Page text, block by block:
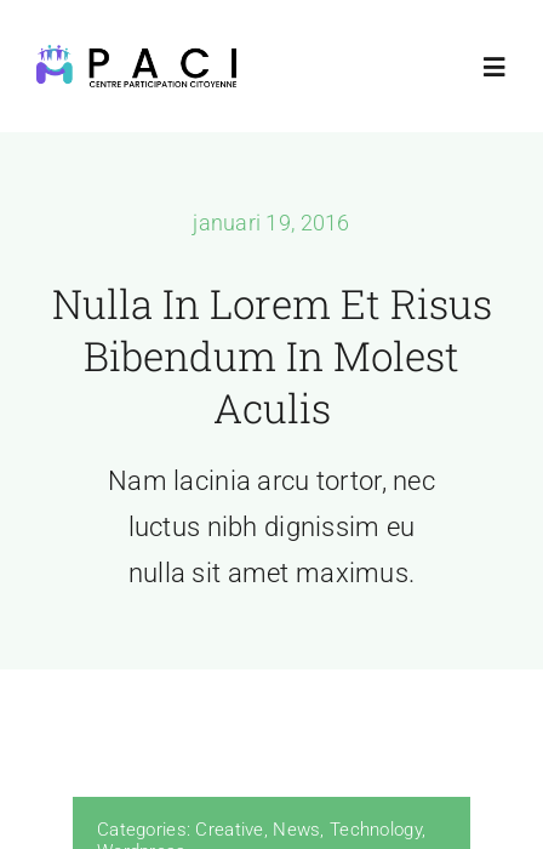
Contacteer ons
januari 19, 2016
Nulla In Lorem Et Risus
Bibendum In Molest
Aculis
Nam lacinia arcu tortor, nec
luctus nibh dignissim eu
nulla sit amet maximus.
Categories: Creative, News, Technology,